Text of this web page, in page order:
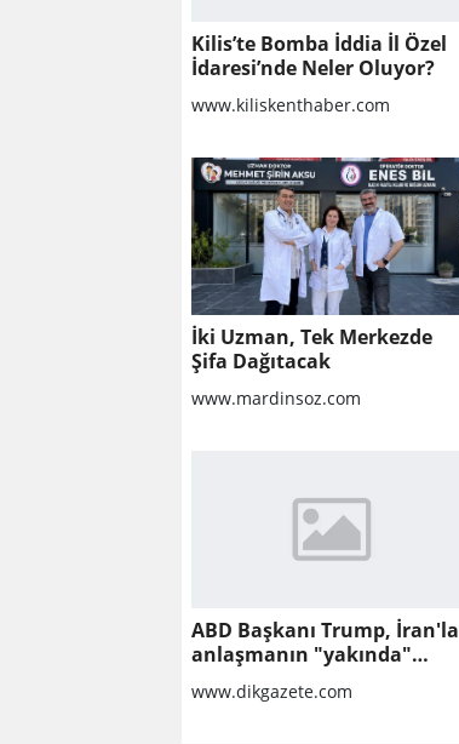
Kilis’te Bomba İddia İl Özel
İdaresi’nde Neler Oluyor?
www.kiliskenthaber.com
İki Uzman, Tek Merkezde
Şifa Dağıtacak
www.mardinsoz.com
ABD Başkanı Trump, İran'la
anlaşmanın "yakında"
sağlanabileceğini söyledi
www.dikgazete.com